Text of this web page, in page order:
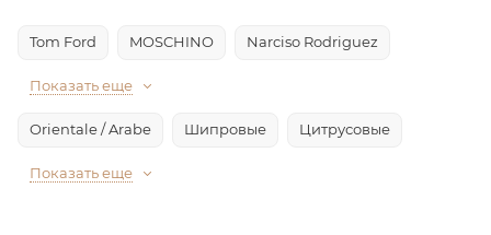
Tom Ford MOSCHINO Narciso Rodriguez
Показать еще
Orientale / Arabe Шипровые Цитрусовые
Показать еще